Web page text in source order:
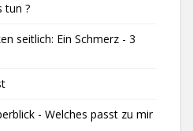
tun ?
seitlich: Ein Schmerz - 3
- Welches passt zu mir